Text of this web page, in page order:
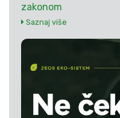
zakonom
Saznaj više